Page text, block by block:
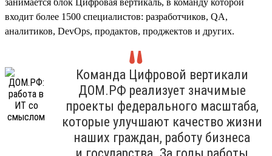
входит более 1500 специалистов: разработчиков, QA,
аналитиков, DevOps, продактов, проджектов и других.
Команда Цифровой вертикали
ДОМ.РФ реализует значимые
проекты федерального масштаба,
которые улучшают качество жизни
наших граждан, работу бизнеса